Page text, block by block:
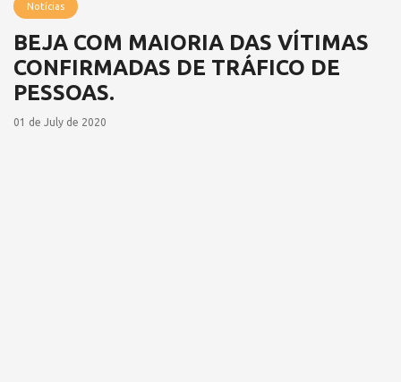
Notícias
BEJA COM MAIORIA DAS VÍTIMAS
CONFIRMADAS DE TRÁFICO DE
PESSOAS.
01 de July de 2020